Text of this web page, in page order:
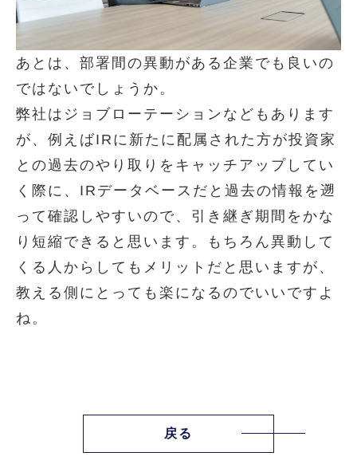
あとは、部署間の異動がある企業でも良いの
ではないでしょうか。
弊社はジョブローテーションなどもあります
が、例えばIRに新たに配属された方が投資家
との過去のやり取りをキャッチアップしてい
く際に、IRデータベースだと過去の情報を遡
って確認しやすいので、引き継ぎ期間をかな
り短縮できると思います。もちろん異動して
くる人からしてもメリットだと思いますが、
教える側にとっても楽になるのでいいですよ
ね。
戻る